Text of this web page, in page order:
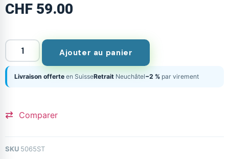
CHF 59.00
Ajouter au panier
Livraison offerte en SuisseRetrait Neuchâtel−2 % par virement
Comparer
SKU 5065ST